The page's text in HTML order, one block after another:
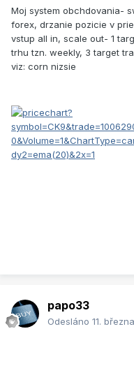
Moj system obchdovania-
forex, drzanie pozicie v
vstup all in, scale out- 1
trhu tzn. weekly, 3 target
viz: corn nizsie
papo33
Odesláno 11.